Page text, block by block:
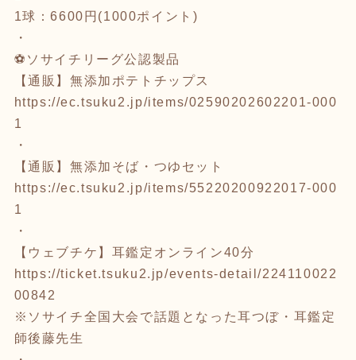
1球：6600円(1000ポイント)
・
⚽ソサイチリーグ公認製品
【通販】無添加ポテトチップス
https://ec.tsuku2.jp/items/02590202602201-000
1
・
【通販】無添加そば・つゆセット
https://ec.tsuku2.jp/items/55220200922017-000
1
・
【ウェブチケ】耳鑑定オンライン40分
https://ticket.tsuku2.jp/events-detail/224110022
00842
※ソサイチ全国大会で話題となった耳つぼ・耳鑑定
師後藤先生